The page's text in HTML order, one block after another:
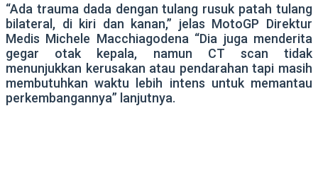
“Ada trauma dada dengan tulang rusuk patah tulang
bilateral, di kiri dan kanan,” jelas MotoGP Direktur
Medis Michele Macchiagodena “Dia juga menderita
gegar otak kepala, namun CT scan tidak
menunjukkan kerusakan atau pendarahan tapi masih
membutuhkan waktu lebih intens untuk memantau
perkembangannya” lanjutnya.